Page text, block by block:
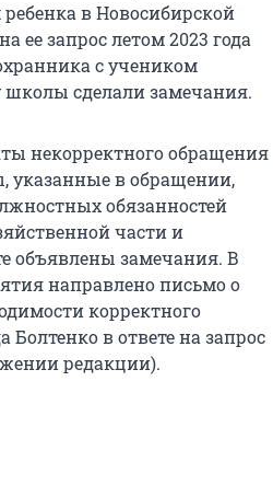
в Новосибирской
ее запрос летом 2023 года
с учеником
школы сделали замечания.
некорректного обращения
указанные в обращении,
обязанностей
части и
объявлены замечания. В
направлено письмо о
корректного
в ответе на запрос
редакции).